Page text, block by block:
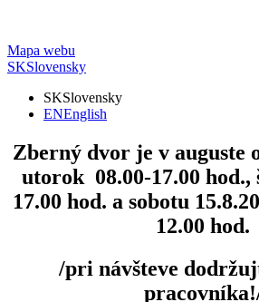
Mapa webu
SKSlovensky
SKSlovensky
ENEnglish
Zberný dvorje v auguste
utorok 08.00-17.00 hod.,
17.00 hod. a sobotu
12.00 hod.
/pri návšteve